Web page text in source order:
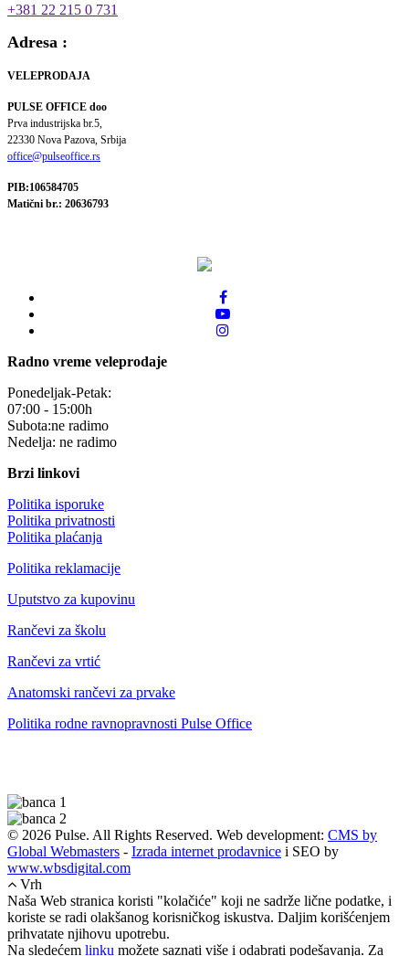
+381 22 215 0 731
Adresa :
VELEPRODAJA
PULSE OFFICE doo
Prva industrijska br.5,
22330 Nova Pazova, Srbija
office@pulseoffice.rs
PIB:106584705
Matični br.: 20636793
Radno vreme veleprodaje
Ponedeljak-Petak:
07:00 - 15:00h
Subota:ne radimo
Nedelja: ne radimo
Brzi linkovi
Politika isporuke
Politika privatnosti
Politika plaćanja
Politika reklamacije
Uputstvo za kupovinu
Rančevi za školu
Rančevi za vrtić
Anatomski rančevi za prvake
Politika rodne ravnopravnosti Pulse Office
© 2026 Pulse. All Rights Reserved. Web development: CMS by
Global Webmasters - Izrada internet prodavnice i SEO by
www.wbsdigital.com
Vrh
Naša Web stranica koristi "kolačiće" koji ne sadrže lične podatke, i
koriste se radi olakšanog korisničkog iskustva. Daljim korišćenjem
prihvatate njihovu upotrebu.
Na sledećem linku možete saznati više i odabrati podešavanja. Za